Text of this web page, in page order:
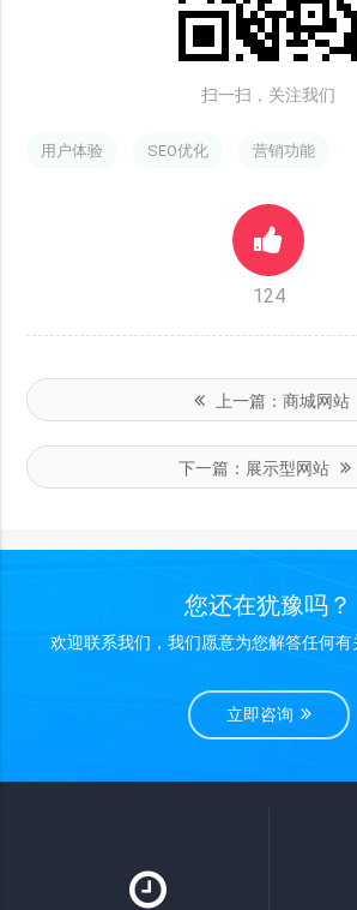
扫一扫，关注我们
用户体验 SEO优化 营销功能
124
上一篇： 商城网站
下一篇： 展示型网站
您还在犹豫吗？
欢迎联系我们，我们愿意为您解答任何有
立即咨询